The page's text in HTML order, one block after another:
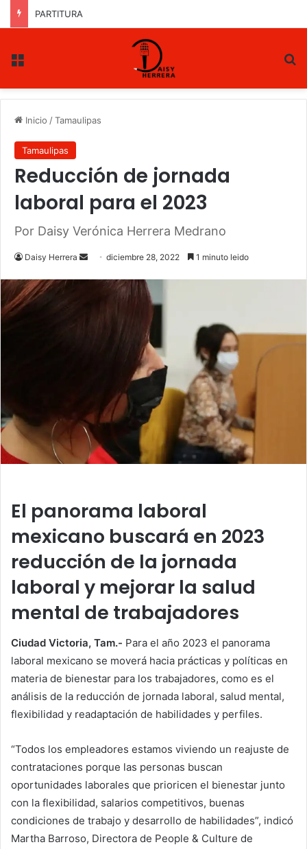
PARTITURA
Inicio /Tamaulipas
Tamaulipas
Reducción de jornada
laboral para el 2023
Por Daisy Verónica Herrera Medrano
Daisy Herrera
l
diciembre 28, 2022 1 minuto leido
El panorama laboral
mexicano buscará en 2023
reducción de la jornada
laboral y mejorar la salud
mental de trabajadores
Ciudad Victoria, Tam.- Para el año 2023 el panorama
laboral mexicano se moverá hacia prácticas y políticas en
materia de bienestar para los trabajadores, como es el
análisis de la reducción de jornada laboral, salud mental,
flexibilidad y readaptación de habilidades y perfiles.
“Todos los empleadores estamos viviendo un reajuste de
contrataciones porque las personas buscan
oportunidades laborales que prioricen el bienestar junto
con la flexibilidad, salarios competitivos, buenas
condiciones de trabajo y desarrollo de habilidades”, indicó
Martha Barroso, Directora de People & Culture de